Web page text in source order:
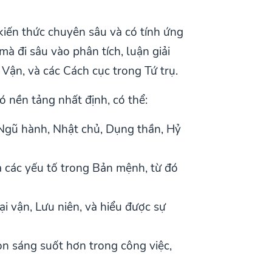
thức chuyên sâu và có tính ứng
đi sâu vào phân tích, luận giải
và các Cách cục trong Tứ trụ.
nền tảng nhất định, có thể:
hành, Nhật chủ, Dụng thần, Hỷ
các yếu tố trong Bản mệnh, từ đó
vận, Lưu niên, và hiểu được sự
sáng suốt hơn trong công việc,